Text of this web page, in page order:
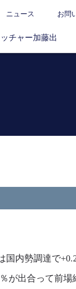
ニュース お問
チャー加藤出
内勢調達で
が出合って前場